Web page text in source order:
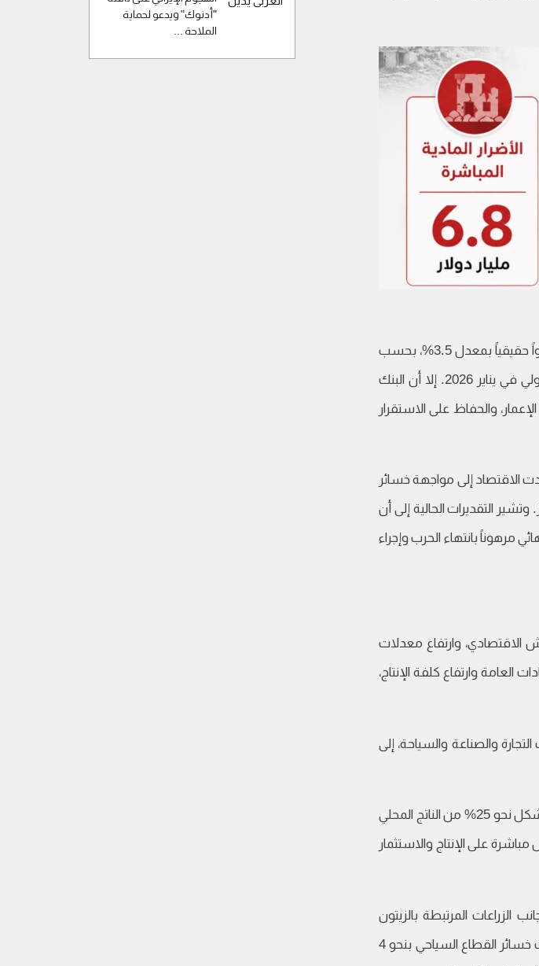
ورغم مؤشرات التحسن المحدودة التي ظهرت في 2025، إذ سجل الاقتصاد اللبناني نمواً حقيقياً بمعدل 3.5%، بحسب
تقرير "مراقب الاقتصاد اللبناني" (Lebanon Economic Monitor) الصادر عن البنك الدولي في يناير 2026. إلا أن البنك
والحفاظ على الاستقرار
التعافي وأعادت الاقتصاد إلى مواجهة خسائر
التقديرات الحالية إلى أن
دولار، مع بقاء الرقم النهائي مرهوناً بانتهاء الحرب وإجراء
الاقتصادي، وارتفاع معدلات
7.1%، إلى جانب تراجع الإيرادات العامة وارتفاع كلفة الإنتاج،
والصناعة والسياحة، إلى
وتفصيلاً، يوضح ناصر الدين أن الخسائر في محافظة الجنوب تكتسب أهمية خاصة، إذ تشكل نحو 25% من الناتج المحلي
على الإنتاج والاستثمار
الزراعات المرتبطة بالزيتون
والحمضيات والموز، كما تضرر القطاع الصناعي والإنتاج الزراعي بصورة عامة. وقدر الباحث خسائر القطاع السياحي بنحو 4
"أدنوك" ويدعو لحماية
الملاحة ...